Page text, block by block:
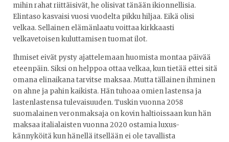
mihin rahat riittäisivät, he olisivat tänään ikionnellisia.
Elintaso kasvaisi vuosi vuodelta pikku hiljaa. Eikä olisi
velkaa. Sellainen elämänlaatu voittaa kirkkaasti
velkavetoisen kuluttamisen tuomat ilot.
Ihmiset eivät pysty ajattelemaan huomista montaa päivää
eteenpäin. Siksi on helppoa ottaa velkaa, kun tietää ettei sitä
omana elinaikana tarvitse maksaa. Mutta tällainen ihminen
on ahne ja pahin kaikista. Hän tuhoaa omien lastensa ja
lastenlastensa tulevaisuuden. Tuskin vuonna 2058
suomalainen veronmaksaja on kovin haltioissaan kun hän
maksaa italialaisten vuonna 2020 ostamia luxus-
kännyköitä kun hänellä itsellään ei ole tavallista